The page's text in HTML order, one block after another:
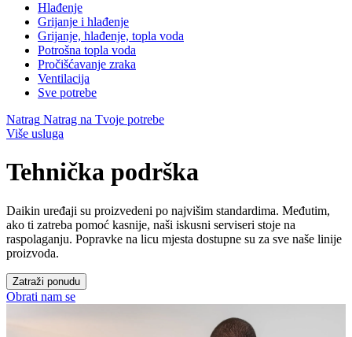
Hlađenje
Grijanje i hlađenje
Grijanje, hlađenje, topla voda
Potrošna topla voda
Pročišćavanje zraka
Ventilacija
Sve potrebe
Natrag Natrag na Tvoje potrebe
Više usluga
Tehnička podrška
Daikin uređaji su proizvedeni po najvišim standardima. Međutim,
ako ti zatreba pomoć kasnije, naši iskusni serviseri stoje na
raspolaganju. Popravke na licu mjesta dostupne su za sve naše linije
proizvoda.
Zatraži ponudu
Obrati nam se